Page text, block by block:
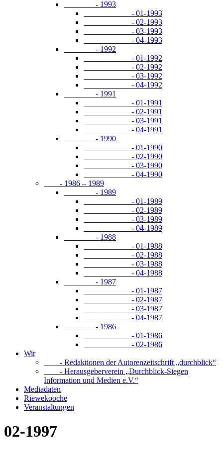
- 1993
- 01-1993
- 02-1993
- 03-1993
- 04-1993
- 1992
- 01-1992
- 02-1992
- 03-1992
- 04-1992
- 1991
- 01-1991
- 02-1991
- 03-1991
- 04-1991
- 1990
- 01-1990
- 02-1990
- 03-1990
- 04-1990
- 1986 – 1989
- 1989
- 01-1989
- 02-1989
- 03-1989
- 04-1989
- 1988
- 01-1988
- 02-1988
- 03-1988
- 04-1988
- 1987
- 01-1987
- 02-1987
- 03-1987
- 04-1987
- 1986
- 01-1986
- 02-1986
Wir
- Redaktionen der Autorenzeitschrift „durchblick“
- Herausgeberverein „Durchblick-Siegen
Information und Medien e.V.“
Mediadaten
Riewekooche
Veranstaltungen
02-1997